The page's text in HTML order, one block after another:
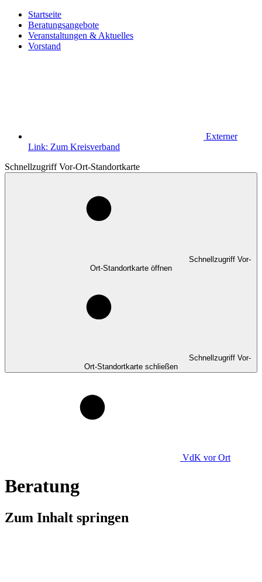
Startseite
Beratungsangebote
Veranstaltungen & Aktuelles
Vorstand
Externer
Link: Zum Kreisverband
Schnellzugriff Vor-Ort-Standortkarte
Schnellzugriff Vor-
Ort-Standortkarte öffnen
Schnellzugriff Vor-
Ort-Standortkarte schließen
VdK vor Ort
Beratung
Zum Inhalt springen